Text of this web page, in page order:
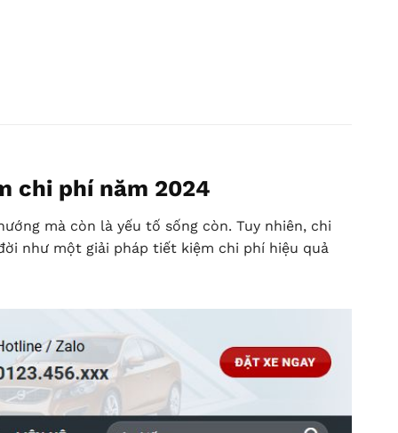
chi phí năm 2024
mà còn là yếu tố sống còn. Tuy nhiên, chi
như một giải pháp tiết kiệm chi phí hiệu quả